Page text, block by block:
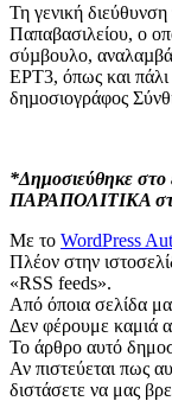
Τη γενική
Παπαβασιλείου, ο
σύµβουλο,
ΕΡΤ3, όπως και πάλι
δηµοσιογράφος
*Δημοσιεύθηκε στο
ΠΑΡΑΠΟΛΙΤΙΚΑ
Με το WordPress
Πλέον στην
«RSS feeds».
Από όποια σελίδα
Δεν φέρουμε καμιά
Το άρθρο αυτό
Αν πιστεύεται πως
διστάσετε να μας